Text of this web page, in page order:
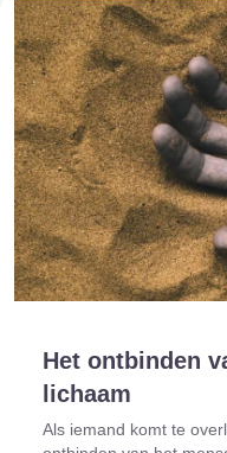
Het ontbinden
lichaam
Als iemand komt te